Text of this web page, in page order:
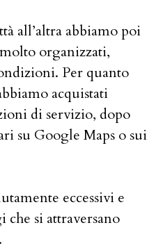
all’altra abbiamo poi
organizzati,
Per quanto
acquistati
di servizio, dopo
su Google Maps o sui
eccessivi e
che si attraversano